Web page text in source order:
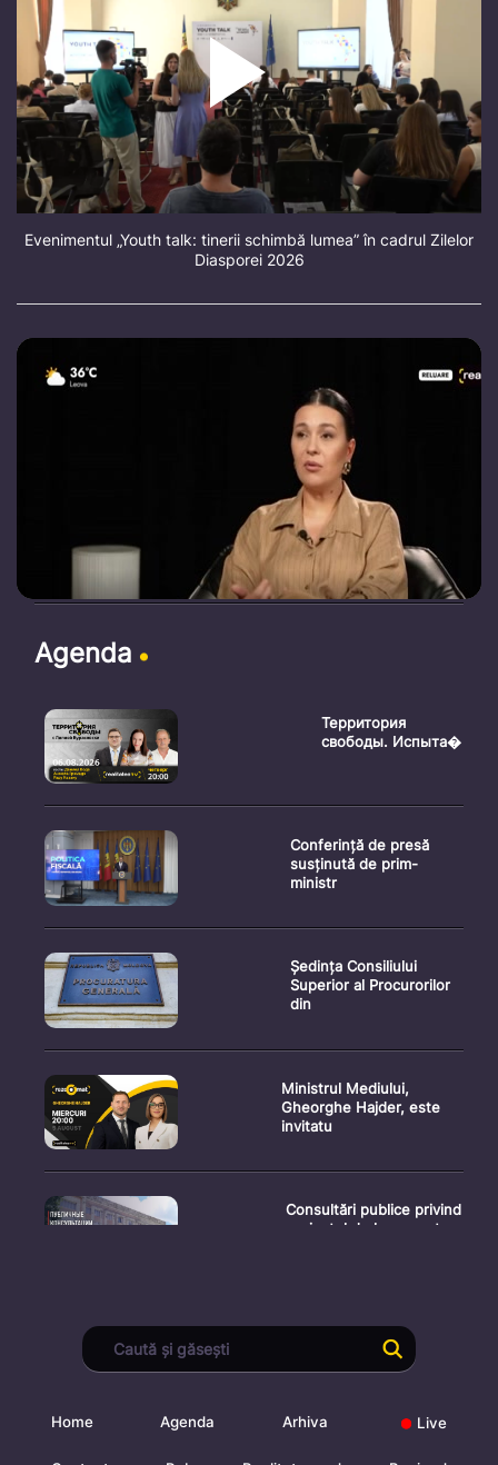
Evenimentul „Youth talk: tinerii schimbă lumea” în cadrul Zilelor
Diasporei 2026
Agenda
Территория
свободы. Испыта�
Conferință de presă
susținută de prim-
ministr
Ședința Consiliului
Superior al Procurorilor
din
Ministrul Mediului,
Gheorghe Hajder, este
invitatu
Consultări publice privind
proiectul de lege pent
Consultarea Publică CP-
01, dedicată Studiilor de
Home Agenda Arhiva Live